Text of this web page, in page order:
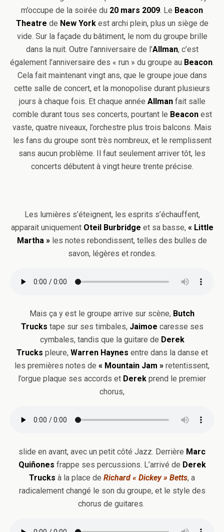
m’occupe de la soirée du 20 mars 2009. Le Beacon
Theatre de New Yorkest archi plein, plus un siège de
vide. Sur la façade du bâtiment, le nom du groupe brille
dans la nuit. Outre l’anniversaire de l’Allman, c’est
également l’anniversaire des « run » du groupe au Beacon.
Cela fait maintenant vingt ans, que le groupe joue dans
cette salle de concert, et la monopolise durant plusieurs
jours à chaque fois. Et chaque année Allmanfait salle
comble durant tous ses concerts, pourtant le Beaconest
vaste, quatre niveaux, l’orchestre plus trois balcons. Mais
les fans du groupe sont très nombreux, et le remplissent
sans aucun problème. Il faut seulement arriver tôt, les
concerts débutent à vingt heure trente précise.
Les lumières s’éteignent, les esprits s’échauffent,
apparait uniquement Oteil Burbridge et sa basse, « Little
Martha » les notes rebondissent, telles des bulles de
savon, légères et rondes.
Mais ça y est le groupe arrive sur scène, Butch
Trucks tape sur ses timbales, Jaimoe caresse ses
cymbales, tandis que la guitare de Derek
Trucks pleure, Warren Haynes entre dans la danse et
les premières notes de « Mountain Jam » retentissent,
l’orgue plaque ses accords et Derek prend le premier
chorus,
slide en avant, avec un petit côté Jazz. Derrière Marc
Quiñones frappe ses percussions. L’arrivé de Derek
Trucks à la place de Richard « Dickey » Betts, a
radicalement changé le son du groupe, et le style des
chorus de guitares.